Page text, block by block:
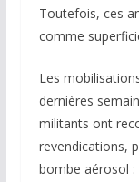
Toutefois, ces
comme
Les
dernières
militants ont
revendications,
bombe aérosol :